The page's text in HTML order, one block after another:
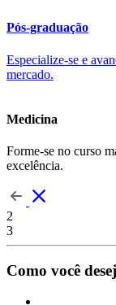
Pós-graduação
Especialize-se e
mercado.
Medicina
Forme-se no curso
excelência.
2
3
Como você